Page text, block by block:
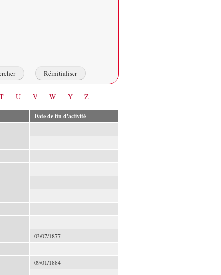
T U V W Y Z
Date de fin d'activité
03/07/1877
09/01/1884